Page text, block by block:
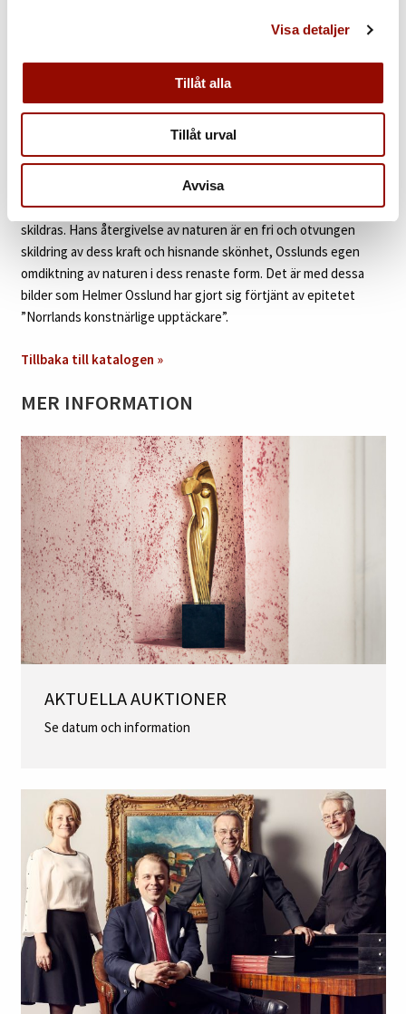
Visa detaljer
Tillåt alla
Tillåt urval
Avvisa
islossningar, naturen i dess första vinterskrud eller i höstens
som lockade konstnären mest och sommarens grönska, eller
”spenaten” som han kallade den, var inte lika fascinerande. I
Osslunds skildring har vattnet givits en palett av blåa toner som
tillsammans med trädens ockra och varma jordtoner skapar en
klangfull kontrastverkan. Återigen framgår det med stor
tydlighet att det inte är en naturalistisk skildring utan ett av
färger lysande och intensivt stämningsmättade landskap som
skildras. Hans återgivelse av naturen är en fri och otvungen
skildring av dess kraft och hisnande skönhet, Osslunds egen
omdiktning av naturen i dess renaste form. Det är med dessa
bilder som Helmer Osslund har gjort sig förtjänt av epitetet
”Norrlands konstnärlige upptäckare”.
Tillbaka till katalogen »
MER INFORMATION
AKTUELLA AUKTIONER
Se datum och information